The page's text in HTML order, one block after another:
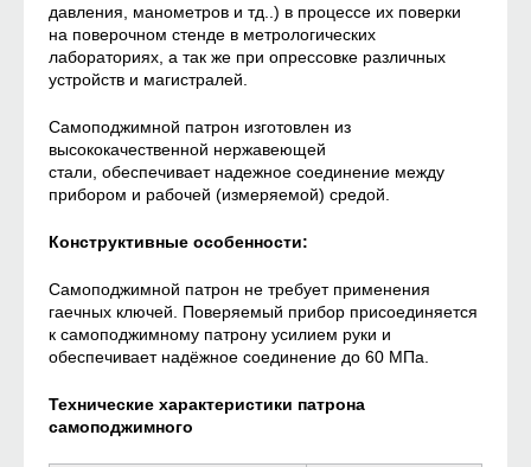
давления, манометров и тд..) в процессе их поверки
на поверочном стенде в метрологических
лабораториях, а так же при опрессовке различных
устройств и магистралей.
Самоподжимной патрон изготовлен из
высококачественной нержавеющей
стали, обеспечивает надежное соединение между
прибором и рабочей (измеряемой) средой.
Конструктивные особенности:
Самоподжимной патрон не требует применения
гаечных ключей. Поверяемый прибор присоединяется
к самоподжимному патрону усилием руки и
обеспечивает надёжное соединение до 60 МПа.
Технические характеристики патрона
самоподжимного